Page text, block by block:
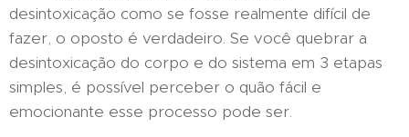
desintoxicação como se fosse realmente difícil de
fazer, o oposto é verdadeiro. Se você quebrar a
desintoxicação do corpo e do sistema em 3 etapas
simples, é possível perceber o quão fácil e
emocionante esse processo pode ser.